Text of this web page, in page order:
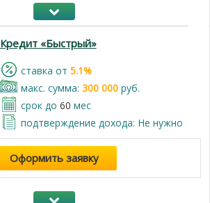
Кредит «Быстрый»
cтавка от 5.1%
макс. сумма: 300 000руб.
срок до 60 мес
подтверждение дохода: Не нужно
Оформить заявку